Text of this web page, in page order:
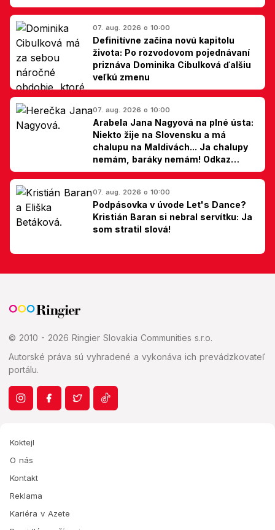
07. aug. 2026 o 10:00
Definitívne začína novú kapitolu
života: Po rozvodovom pojednávaní
priznáva Dominika Cibulková ďalšiu
veľkú zmenu
07. aug. 2026 o 10:00
Arabela Jana Nagyová na plné ústa:
Niekto žije na Slovensku a má
chalupu na Maldivách... Ja chalupy
nemám, baráky nemám! Odkaz
Slovákom
07. aug. 2026 o 10:00
Podpásovka v úvode Let's Dance?
Kristián Baran si nebral servítku: Ja
som stratil slová!
© 2010 - 2026 Ringier Slovakia Communities s.r.o.
Autorské práva sú vyhradené a vykonáva ich prevádzkovateľ
portálu.
Koktejl
O nás
Kontakt
Reklama
Kariéra v Azete